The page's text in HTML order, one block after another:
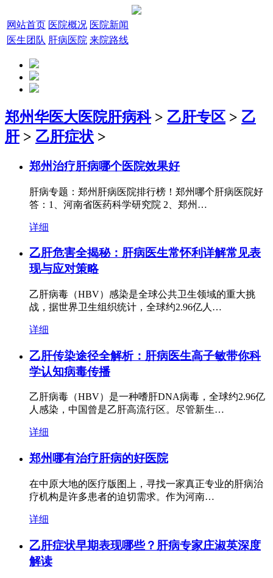
网站首页 医院概况 医院新闻
医生团队 肝病医院 来院路线
郑州华医大医院肝病科> 乙肝专区 > 乙
肝> 乙肝症状 >
郑州治疗肝病哪个医院效果好
肝病专题：郑州肝病医院排行榜！郑州哪个肝病医院好
答：1、河南省医药科学研究院 2、郑州…
详细
乙肝危害全揭秘：肝病医生常怀利详解常见表
现与应对策略
乙肝病毒（HBV）感染是全球公共卫生领域的重大挑
战，据世界卫生组织统计，全球约2.96亿人…
详细
乙肝传染途径全解析：肝病医生高子敏带你科
学认知病毒传播
乙肝病毒（HBV）是一种嗜肝DNA病毒，全球约2.96亿
人感染，中国曾是乙肝高流行区。尽管新生…
详细
郑州哪有治疗肝病的好医院
在中原大地的医疗版图上，寻找一家真正专业的肝病治
疗机构是许多患者的迫切需求。作为河南…
详细
乙肝症状早期表现哪些？肝病专家庄淑英深度
解读